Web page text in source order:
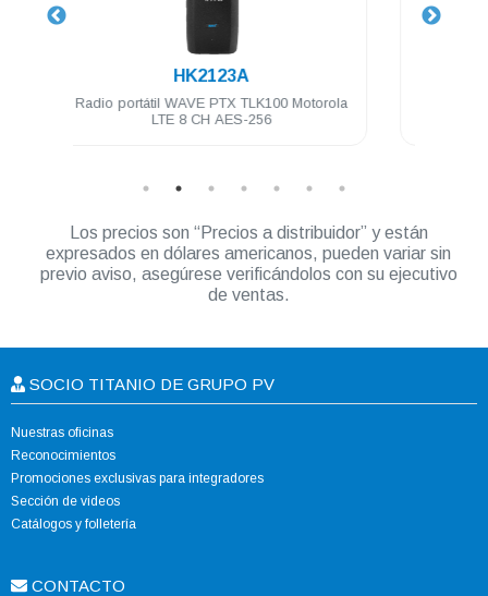
WAVESMARTPH
Licencia de Transmisión WAVE Motorola
para Smarthphone Vigencia 12 meses
Los precios son “Precios a distribuidor” y están
expresados en dólares americanos, pueden variar sin
previo aviso, asegúrese verificándolos con su ejecutivo
de ventas.
SOCIO TITANIO DE GRUPO PV
Nuestras oficinas
Reconocimientos
Promociones exclusivas para integradores
Sección de videos
Catálogos y folletería
CONTACTO